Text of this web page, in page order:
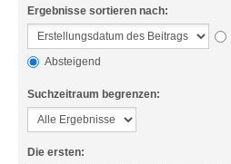
Ergebnisse sortieren nach:
Absteigend
Suchzeitraum begrenzen:
Die ersten: